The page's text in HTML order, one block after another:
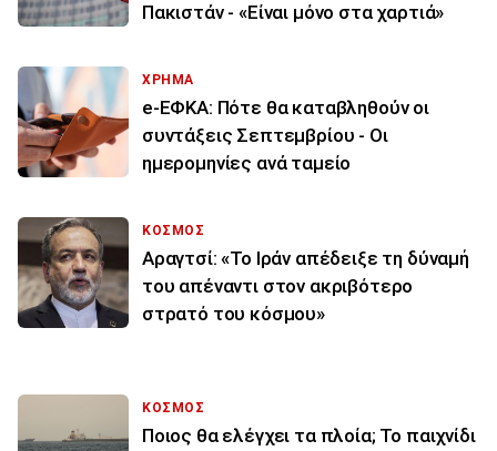
Πακιστάν - «Είναι μόνο στα χαρτιά»
ΧΡΗΜΑ
e-ΕΦΚΑ: Πότε θα καταβληθούν οι
συντάξεις Σεπτεμβρίου - Οι
ημερομηνίες ανά ταμείο
ΚΟΣΜΟΣ
Αραγτσί: «Το Ιράν απέδειξε τη δύναμή
του απέναντι στον ακριβότερο
στρατό του κόσμου»
ΚΟΣΜΟΣ
Ποιος θα ελέγχει τα πλοία; Το παιχνίδι